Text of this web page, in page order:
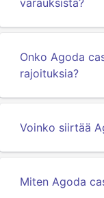
varauksista?
Onko Agoda
rajoituksia?
Voinko siirtää
Miten Agoda